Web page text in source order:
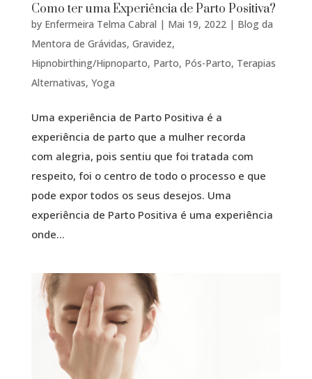
Como ter uma Experiência de Parto Positiva?
by Enfermeira Telma Cabral | Mai 19, 2022| Blog da
Mentora de Grávidas, Gravidez,
Hipnobirthing/Hipnoparto, Parto, Pós-Parto, Terapias
Alternativas, Yoga
Uma experiência de Parto Positiva é a
experiência de parto que a mulher recorda
com alegria, pois sentiu que foi tratada com
respeito, foi o centro de todo o processo e que
pode expor todos os seus desejos. Uma
experiência de Parto Positiva é uma experiência
onde...